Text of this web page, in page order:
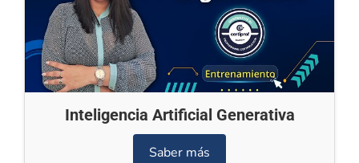
Inteligencia Artificial Generativa
Saber más